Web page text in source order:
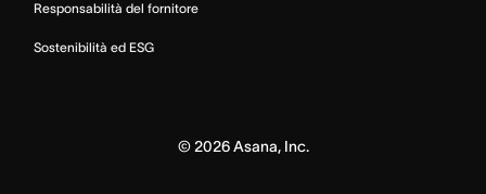
Responsabilità del fornitore
Sostenibilità ed ESG
© 2026Asana, Inc.